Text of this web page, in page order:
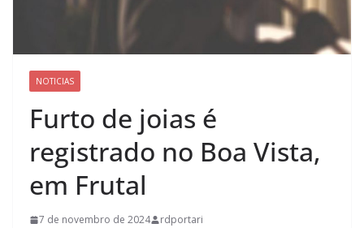
NOTICIAS
Furto de joias é
registrado no Boa Vista,
em Frutal
7 de novembro de 2024 rdportari